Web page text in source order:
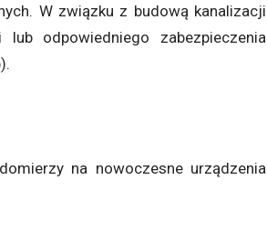
W związku z budową kanalizacji
odpowiedniego zabezpieczenia
na nowoczesne urządzenia